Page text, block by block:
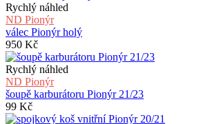
Rychlý náhled
ND Pionýr
válec Pionýr holý
950 Kč
Rychlý náhled
ND Pionýr
šoupě karburátoru Pionýr 21/23
99 Kč